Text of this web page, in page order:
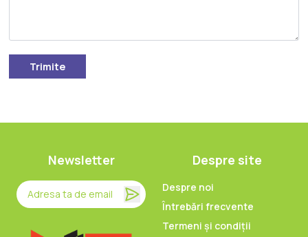
Trimite
Newsletter Despre site
Despre noi
Întrebări frecvente
Termeni și condiții